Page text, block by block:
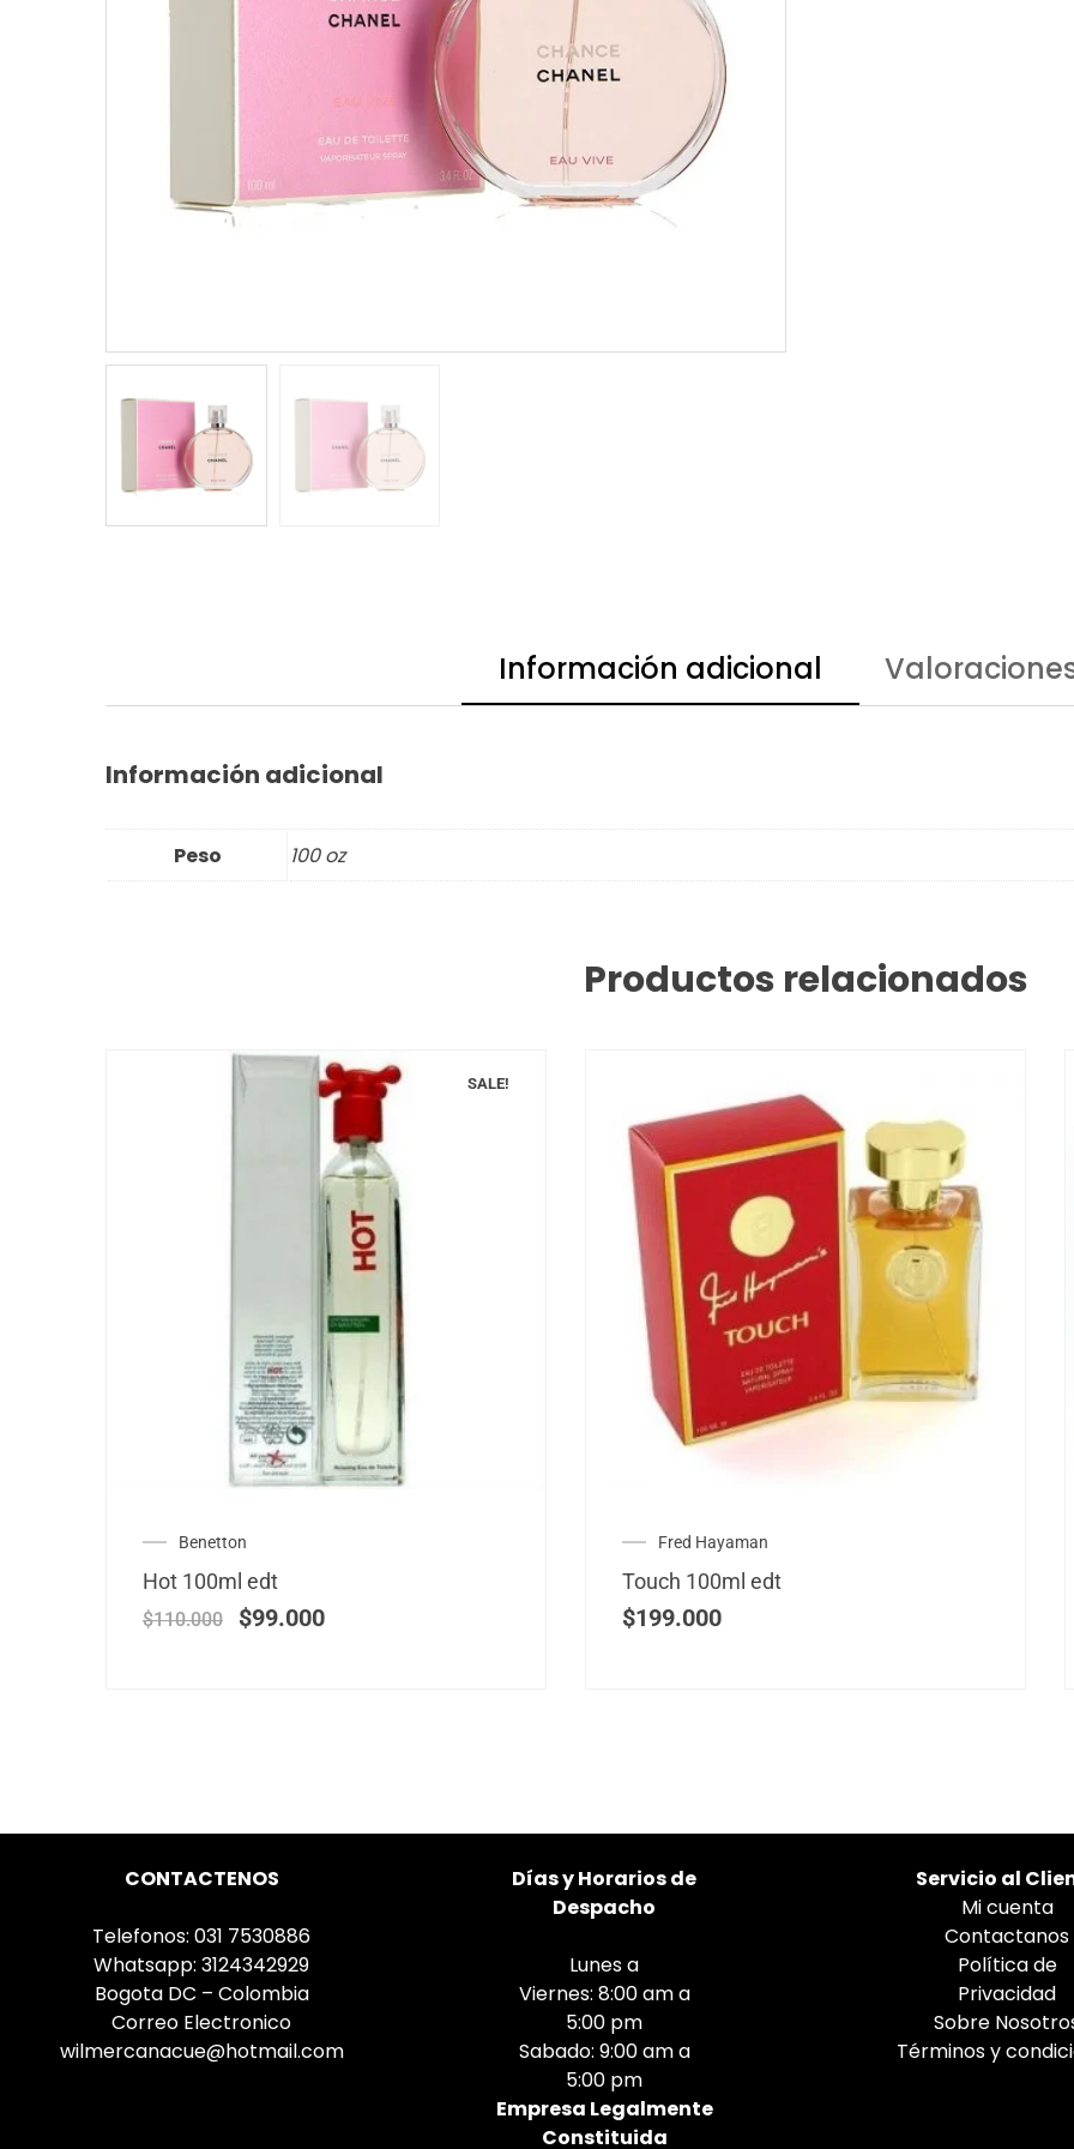
Información adicional
Información adicional
Peso 100 oz
Productos relacionados
SALE!
Benetton
Hot 100ml edt
$110.000 $99.000
Fred Hayaman
Touch 100ml edt
$199.000
CONTACTENOS
Telefonos: 031 7530886
Whatsapp: 3124342929
Bogota DC – Colombia
Correo Electronico
wilmercanacue@hotmail.com
Díasy Horarios de
Despacho
Lunes a
Viernes: 8:00 am a
5:00 pm
Sabado: 9:00 am a
5:00 pm
Empresa Legalmente
Constituida
Servicio al
Mi cuenta
Contactanos
Política de
Privacidad
Sobre
Términos y